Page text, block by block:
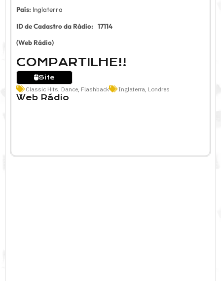
País: Inglaterra
ID de Cadastro da Rádio: 17114
(Web Rádio)
COMPARTILHE!!
Site
Classic Hits Dance Flashback Inglaterra Londres
Web Rádio